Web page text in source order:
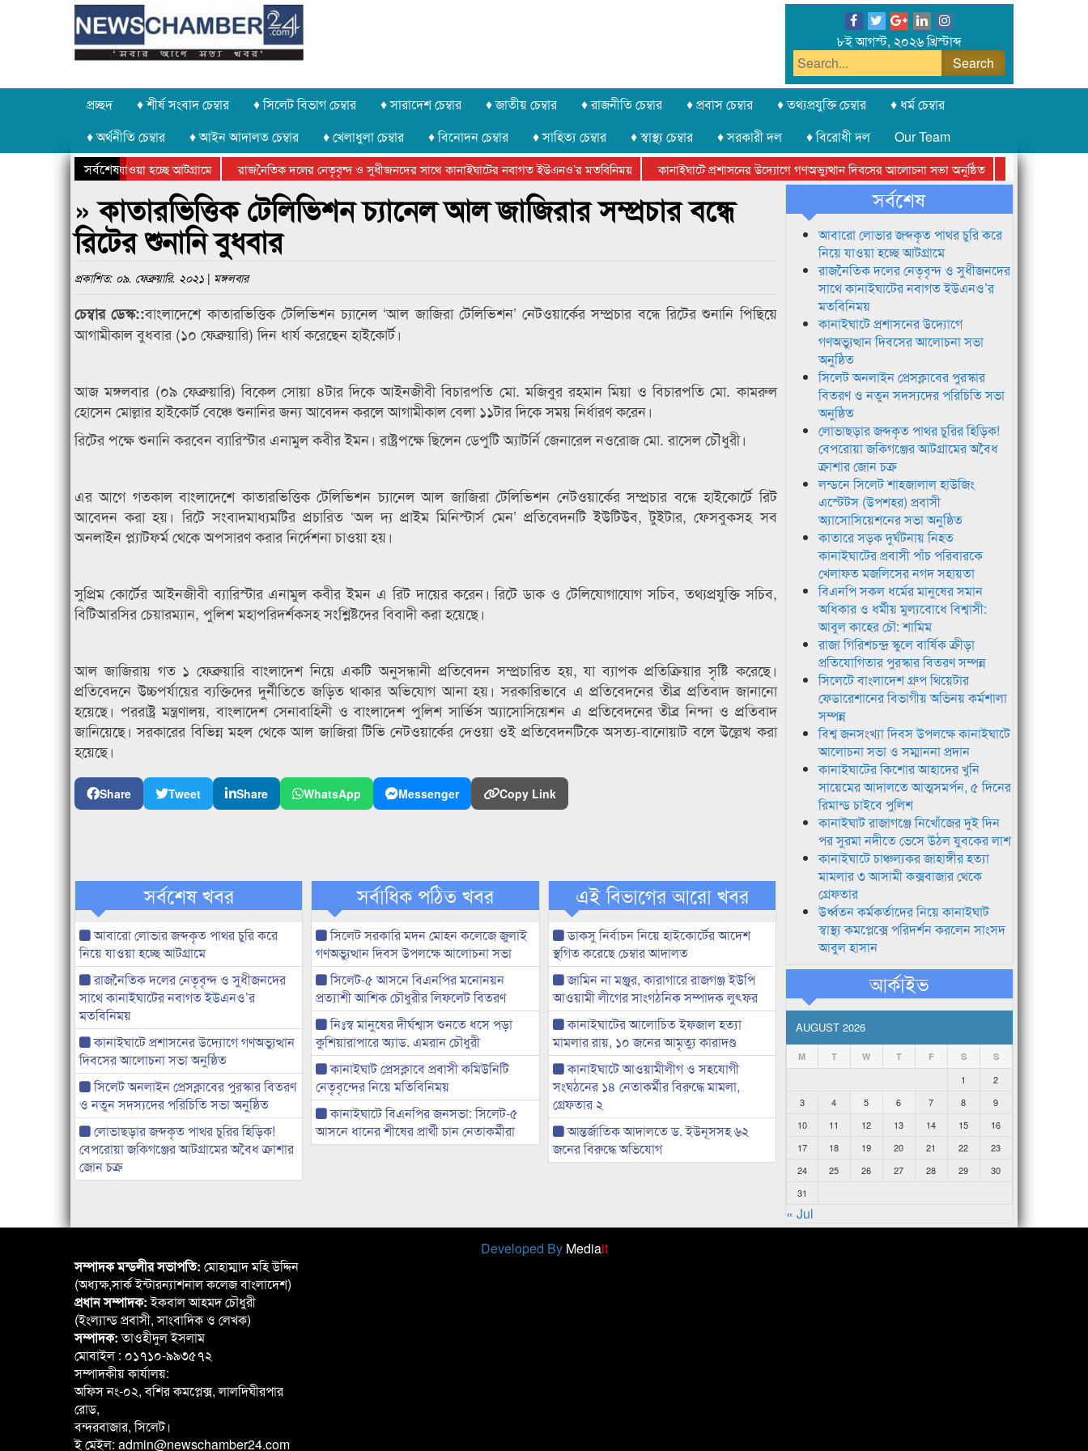
৮ই আগস্ট, ২০২৬ খ্রিস্টাব্দ
প্রচ্ছদ ♦ শীর্ষ সংবাদ চেম্বার ♦ সিলেট বিভাগ চেম্বার ♦ সারাদেশ চেম্বার ♦ জাতীয় চেম্বার ♦ রাজনীতি চেম্বার ♦ প্রবাস চেম্বার ♦ তথ্যপ্রযুক্তি চেম্বার
♦ ধর্ম চেম্বার
♦ অর্থনীতি চেম্বার
♦ আইন আদালত চেম্বার ♦ খেলাধুলা চেম্বার ♦ বিনোদন চেম্বার ♦ সাহিত্য চেম্বার ♦ স্বাস্থ্য চেম্বার ♦ সরকারী দল ♦ বিরোধী দল
Our Team
সর্বশেষ
চুরি করে নিয়ে যাওয়া হচ্ছে আটগ্রামে রাজনৈতিক দলের নেতৃবৃন্দ ও সুধীজনদের সাথে কানাইঘাটের নবাগত ইউএনও’র মতবিনিময় কানাইঘাটে প্রশাসনের উদ্যোগে গণঅভ্যুত্থান দিবসের আলোচনা সভা অনুষ্ঠিত
সিলেট অনলাইন
ক্রীড়া প্রতিযোগিতার পুরস্কার বিতরণ সম্পন্ন
সিলেটে বাংলাদেশ গ্রুপ থিয়েটার ফেডারেশানের বিভাগীয় অভিনয় কর্মশালা সম্পন্ন
» কাতারভিত্তিক টেলিভিশন চ্যানেল আল জাজিরার সম্প্রচার বন্ধে
রিটের শুনানি বুধবার
প্রকাশিত: ০৯. ফেব্রুয়ারি. ২০২১ | মঙ্গলবার
চেম্বার ডেস্ক::বাংলাদেশে কাতারভিত্তিক টেলিভিশন চ্যানেল ‘আল জাজিরা টেলিভিশন’ নেটওয়ার্কের সম্প্রচার বন্ধে রিটের শুনানি পিছিয়ে
আগামীকাল বুধবার (১০ ফেব্রুয়ারি) দিন ধার্য করেছেন হাইকোর্ট।
আজ মঙ্গলবার (০৯ ফেব্রুয়ারি) বিকেল সোয়া ৪টার দিকে আইনজীবী বিচারপতি মো. মজিবুর রহমান মিয়া ও বিচারপতি মো. কামরুল
হোসেন মোল্লার হাইকোর্ট বেঞ্চে শুনানির জন্য আবেদন করলে আগামীকাল বেলা ১১টার দিকে সময় নির্ধারণ করেন।
রিটের পক্ষে শুনানি করবেন ব্যারিস্টার এনামুল কবীর ইমন। রাষ্ট্রপক্ষে ছিলেন ডেপুটি অ্যাটর্নি জেনারেল নওরোজ মো. রাসেল চৌধুরী।
এর আগে গতকাল বাংলাদেশে কাতারভিত্তিক টেলিভিশন চ্যানেল আল জাজিরা টেলিভিশন নেটওয়ার্কের সম্প্রচার বন্ধে হাইকোর্টে রিট
আবেদন করা হয়। রিটে সংবাদমাধ্যমটির প্রচারিত ‘অল দ্য প্রাইম মিনিস্টার্স মেন’ প্রতিবেদনটি ইউটিউব, টুইটার, ফেসবুকসহ সব
অনলাইন প্ল্যাটফর্ম থেকে অপসারণ করার নির্দেশনা চাওয়া হয়।
সুপ্রিম কোর্টের আইনজীবী ব্যারিস্টার এনামুল কবীর ইমন এ রিট দায়ের করেন। রিটে ডাক ও টেলিযোগাযোগ সচিব, তথ্যপ্রযুক্তি সচিব,
বিটিআরসির চেয়ারম্যান, পুলিশ মহাপরিদর্শকসহ সংশ্লিষ্টদের বিবাদী করা হয়েছে।
আল জাজিরায় গত ১ ফেব্রুয়ারি বাংলাদেশ নিয়ে একটি অনুসন্ধানী প্রতিবেদন সম্প্রচারিত হয়, যা ব্যাপক প্রতিক্রিয়ার সৃষ্টি করেছে।
প্রতিবেদনে উচ্চপর্যায়ের ব্যক্তিদের দুর্নীতিতে জড়িত থাকার অভিযোগ আনা হয়। সরকারিভাবে এ প্রতিবেদনের তীব্র প্রতিবাদ জানানো
হয়েছে। পররাষ্ট্র মন্ত্রণালয়, বাংলাদেশ সেনাবাহিনী ও বাংলাদেশ পুলিশ সার্ভিস অ্যাসোসিয়েশন এ প্রতিবেদনের তীব্র নিন্দা ও প্রতিবাদ
জানিয়েছে। সরকারের বিভিন্ন মহল থেকে আল জাজিরা টিভি নেটওয়ার্কের দেওয়া ওই প্রতিবেদনটিকে অসত্য-বানোয়াট বলে উল্লেখ করা
হয়েছে।
Share Tweet Share WhatsApp Messenger Copy Link
সর্বশেষ খবর
আবারো লোভার জব্দকৃত পাথর চুরি করে
নিয়ে যাওয়া হচ্ছে আটগ্রামে
রাজনৈতিক দলের নেতৃবৃন্দ ও সুধীজনদের
সাথে কানাইঘাটের নবাগত ইউএনও’র
মতবিনিময়
কানাইঘাটে প্রশাসনের উদ্যোগে গণঅভ্যুত্থান
দিবসের আলোচনা সভা অনুষ্ঠিত
সিলেট অনলাইন প্রেসক্লাবের পুরস্কার বিতরণ
ও নতুন সদস্যদের পরিচিতি সভা অনুষ্ঠিত
লোভাছড়ার জব্দকৃত পাথর চুরির হিড়িক!
বেপরোয়া জকিগঞ্জের আটগ্রামের অবৈধ ক্রাশার
জোন চক্র
সর্বাধিক পঠিত খবর
সিলেট সরকারি মদন মোহন কলেজে জুলাই
গণঅভ্যুত্থান দিবস উপলক্ষে আলোচনা সভা
সিলেট-৫ আসনে বিএনপির মনোনয়ন
প্রত্যাশী আশিক চৌধুরীর লিফলেট বিতরণ
নিঃস্ব মানুষের দীর্ঘশ্বাস শুনতে ধসে পড়া
কুশিয়ারাপারে অ্যাড. এমরান চৌধুরী
কানাইঘাট প্রেসক্লাবে প্রবাসী কমিউনিটি
নেতৃবৃন্দের নিয়ে মতিবিনিময়
কানাইঘাটে বিএনপির জনসভা: সিলেট-৫
আসনে ধানের শীষের প্রার্থী চান নেতাকর্মীরা
এই বিভাগের আরো খবর
ডাকসু নির্বাচন নিয়ে হাইকোর্টের আদেশ
স্থগিত করেছে চেম্বার আদালত
জামিন না মঞ্জুর, কারাগারে রাজগঞ্জ ইউপি
আওয়ামী লীগের সাংগঠনিক সম্পাদক লুৎফর
কানাইঘাটের আলোচিত ইফজাল হত্যা
মামলার রায়, ১০ জনের আমৃত্যু কারাদণ্ড
কানাইঘাটে আওয়ামীলীগ ও সহযোগী
সংঘঠনের ১৪ নেতাকর্মীর বিরুদ্ধে মামলা,
গ্রেফতার ২
আন্তর্জাতিক আদালতে ড. ইউনূসসহ ৬২
জনের বিরুদ্ধে অভিযোগ
সর্বশেষ
আবারো লোভার জব্দকৃত পাথর চুরি করে
নিয়ে যাওয়া হচ্ছে আটগ্রামে
রাজনৈতিক দলের নেতৃবৃন্দ ও সুধীজনদের
সাথে কানাইঘাটের নবাগত ইউএনও’র
মতবিনিময়
কানাইঘাটে প্রশাসনের উদ্যোগে
গণঅভ্যুত্থান দিবসের আলোচনা সভা
অনুষ্ঠিত
সিলেট অনলাইন প্রেসক্লাবের পুরস্কার
বিতরণ ও নতুন সদস্যদের পরিচিতি সভা
অনুষ্ঠিত
লোভাছড়ার জব্দকৃত পাথর চুরির হিড়িক!
বেপরোয়া জকিগঞ্জের আটগ্রামের অবৈধ
ক্রাশার জোন চক্র
লন্ডনে সিলেট শাহজালাল হাউজিং
এস্টেটস (উপশহর) প্রবাসী
অ্যাসোসিয়েশনের সভা অনুষ্ঠিত
কাতারে সড়ক দুর্ঘটনায় নিহত
কানাইঘাটের প্রবাসী পাঁচ পরিবারকে
খেলাফত মজলিসের নগদ সহায়তা
বিএনপি সকল ধর্মের মানুষের সমান
অধিকার ও ধর্মীয় মুল্যবোধে বিশ্বাসী:
আবুল কাহের চৌ: শামিম
রাজা গিরিশচন্দ্র স্কুলে বার্ষিক ক্রীড়া
প্রতিযোগিতার পুরস্কার বিতরণ সম্পন্ন
সিলেটে বাংলাদেশ গ্রুপ থিয়েটার
ফেডারেশানের বিভাগীয় অভিনয় কর্মশালা
সম্পন্ন
বিশ্ব জনসংখ্যা দিবস উপলক্ষে কানাইঘাটে
আলোচনা সভা ও সম্মাননা প্রদান
কানাইঘাটের কিশোর আহাদের খুনি
সায়েমের আদালতে আত্মসমর্পন, ৫ দিনের
রিমান্ড চাইবে পুলিশ
কানাইঘাট রাজাগঞ্জে নিখোঁজের দুই দিন
পর সুরমা নদীতে ভেসে উঠল যুবকের লাশ
কানাইঘাটে চাঞ্চল্যকর জাহাঙ্গীর হত্যা
মামলার ৩ আসামী কক্সবাজার থেকে
গ্রেফতার
উর্ধ্বতন কর্মকর্তাদের নিয়ে কানাইঘাট
স্বাস্থ্য কমপ্লেক্সে পরিদর্শন করলেন সাংসদ
আবুল হাসান
আর্কাইভ
AUGUST 2026
M T W T F S S
1
2
3
4 5 6 7 8
9
10
11 12 13 14 15
16
17
18 19 20 21 22
23
24
25 26 27 28 29
30
31
« Jul
Developed By Mediait
সম্পাদক মন্ডলীর সভাপতি: মোহাম্মাদ মহি উদ্দিন
(অধ্যক্ষ,সার্ক ইন্টারন্যাশনাল কলেজ বাংলাদেশ)
প্রধান সম্পাদক:ইকবাল আহমদ চৌধুরী
(ইংল্যান্ড প্রবাসী, সাংবাদিক ও লেখক)
সম্পাদক:তাওহীদুল ইসলাম
মোবাইল : ০১৭১০-৯৯৩৫৭২
সম্পাদকীয় কার্যালয়:
অফিস নং-০২, বশির কমপ্লেক্স, লালদিঘীরপার
রোড,
বন্দরবাজার, সিলেট।
ই মেইল: admin@newschamber24.com